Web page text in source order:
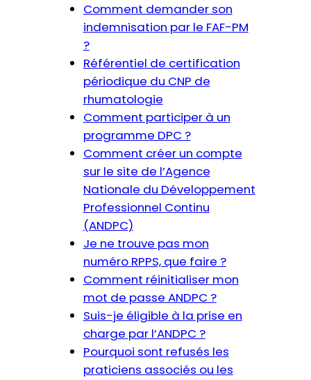
Comment demander son
indemnisation par le FAF-PM
?
Référentiel de certification
périodique du CNP de
rhumatologie
Comment participer à un
programme DPC ?
Comment créer un compte
sur le site de l’Agence
Nationale du Développement
Professionnel Continu
(ANDPC)
Je ne trouve pas mon
numéro RPPS, que faire ?
Comment réinitialiser mon
mot de passe ANDPC ?
Suis-je éligible à la prise en
charge par l’ANDPC ?
Pourquoi sont refusés les
praticiens associés ou les